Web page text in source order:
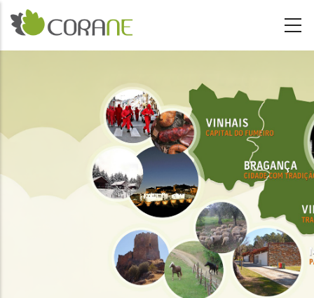
Passar para o conteúdo principal